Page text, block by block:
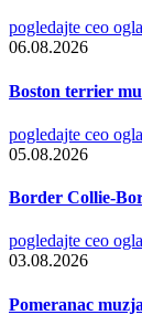
pogledajte ceo
06.08.2026
Boston terrier
pogledajte ceo
05.08.2026
Border Collie-
pogledajte ceo
03.08.2026
Pomeranac